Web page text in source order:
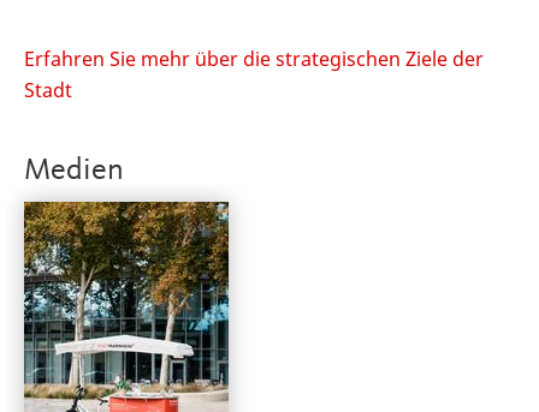
Erfahren Sie mehr über die strategischen Ziele der
Stadt
Medien